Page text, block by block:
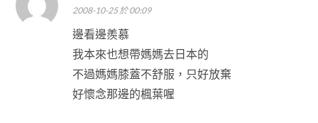
2008-10-25 於 00:09
邊看邊羨慕
我本來也想帶媽媽去日本的
不過媽媽膝蓋不舒服，只好放棄
好懷念那邊的楓葉喔